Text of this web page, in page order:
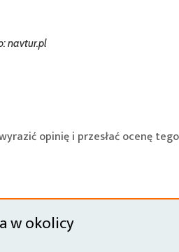
navtur.pl
opinię i przesłać ocenę
w okolicy